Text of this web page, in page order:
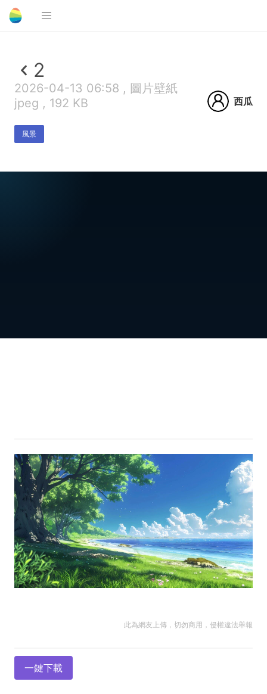
2
2026-04-13 06:58 , 圖片壁紙
jpeg , 192 KB
風景
西瓜
此為網友上傳，切勿商用，侵權違法舉報
一鍵下載